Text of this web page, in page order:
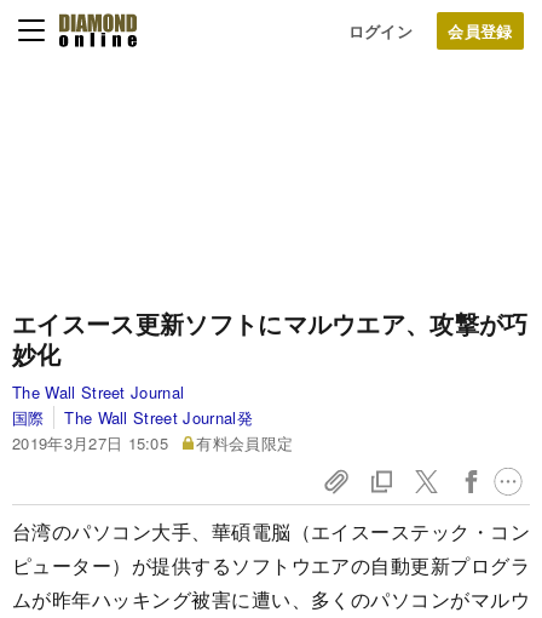
ログイン
エイスース更新ソフトにマルウエア、攻撃が巧
妙化
The Wall Street Journal
国際
The Wall Street Journal発
2019年3月27日 15:05
有料会員限定
台湾のパソコン大手、華碩電脳（エイスーステック・コン
ピューター）が提供するソフトウエアの自動更新プログラ
ムが昨年ハッキング被害に遭い、多くのパソコンがマルウ